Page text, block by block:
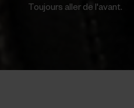
Toujours aller de l'avant.